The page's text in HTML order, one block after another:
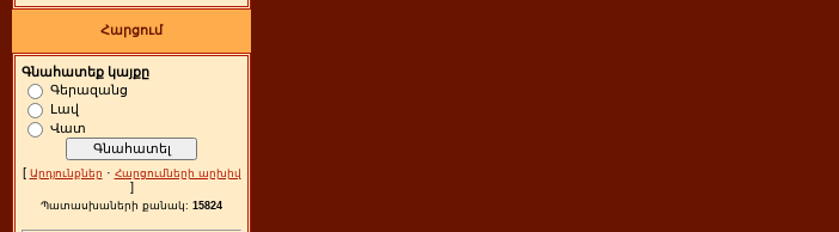
Հարցում
Գնահատեք կայքը
Գերազանց
Լավ
Վատ
[ Արդյունքներ · Հարցումների արխիվ
]
Պատասխաների քանակ: 15824